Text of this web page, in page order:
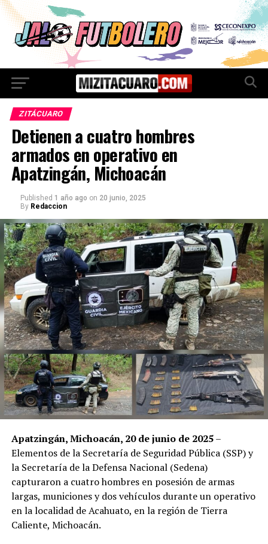
ZITÁCUARO
Detienen a cuatro hombres
armados en operativo en
Apatzingán, Michoacán
Published 1 año ago on 20 junio, 2025
By Redaccion
Apatzingán, Michoacán, 20 de junio de 2025–
Elementos de la Secretaría de Seguridad Pública (SSP) y
la Secretaría de la Defensa Nacional (Sedena)
capturaron a cuatro hombres en posesión de armas
largas, municiones y dos vehículos durante un operativo
en la localidad de Acahuato, en la región de Tierra
Caliente, Michoacán.